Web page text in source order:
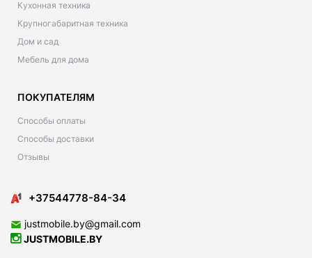
Кухонная техника
Крупногабаритная техника
Дом и сад
Мебель для дома
ПОКУПАТЕЛЯМ
Способы оплаты
Способы доставки
Отзывы
+37544778-84-34
justmobile.by@gmail.com
JUSTMOBILE.BY